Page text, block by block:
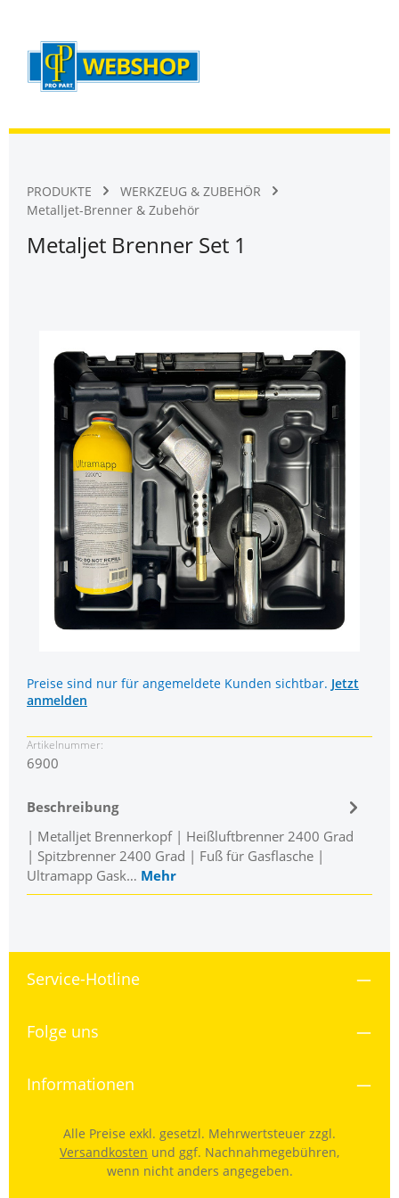
PRODUKTE
WERKZEUG & ZUBEHÖR
Metalljet-Brenner & Zubehör
Metaljet Brenner Set 1
Preise sind nur für angemeldete Kunden sichtbar. Jetzt
anmelden
Artikelnummer:
6900
Beschreibung
| Metalljet Brennerkopf | Heißluftbrenner 2400 Grad
| Spitzbrenner 2400 Grad | Fuß für Gasflasche |
Ultramapp Gask… Mehr
Service-Hotline
Folge uns
Informationen
Alle Preise exkl. gesetzl. Mehrwertsteuer zzgl.
Versandkosten und ggf. Nachnahmegebühren,
wenn nicht anders angegeben.